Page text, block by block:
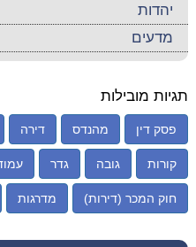
יהדות
מדעים
תגיות מובילות
פסק דין מהנדס דירה
קורות גובה גדר
חוק המכר (דירות) מדרגות